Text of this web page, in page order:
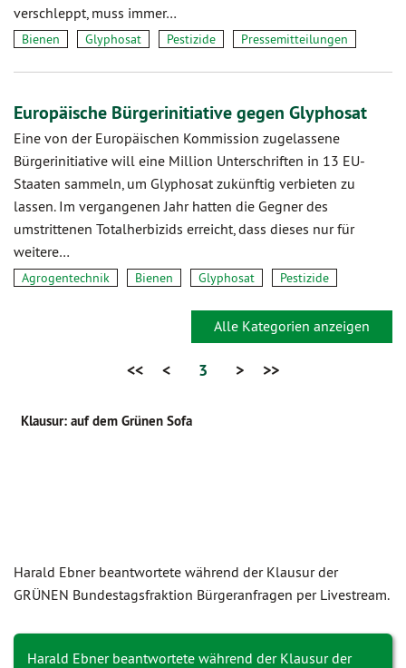
verschleppt, muss immer…
Bienen Glyphosat Pestizide Pressemitteilungen
Europäische Bürgerinitiative gegen Glyphosat
Eine von der Europäischen Kommission zugelassene
Bürgerinitiative will eine Million Unterschriften in 13 EU-
Staaten sammeln, um Glyphosat zukünftig verbieten zu
lassen. Im vergangenen Jahr hatten die Gegner des
umstrittenen Totalherbizids erreicht, dass dieses nur für
weitere…
Agrogentechnik Bienen Glyphosat Pestizide
Alle Kategorien anzeigen
<< < 3 > >>
Klausur: auf dem Grünen Sofa
Harald Ebner beantwortete während der Klausur der
GRÜNEN Bundes­tags­fraktion Bürgeranfragen per Livestream.
Harald Ebner beantwortete während der Klausur der